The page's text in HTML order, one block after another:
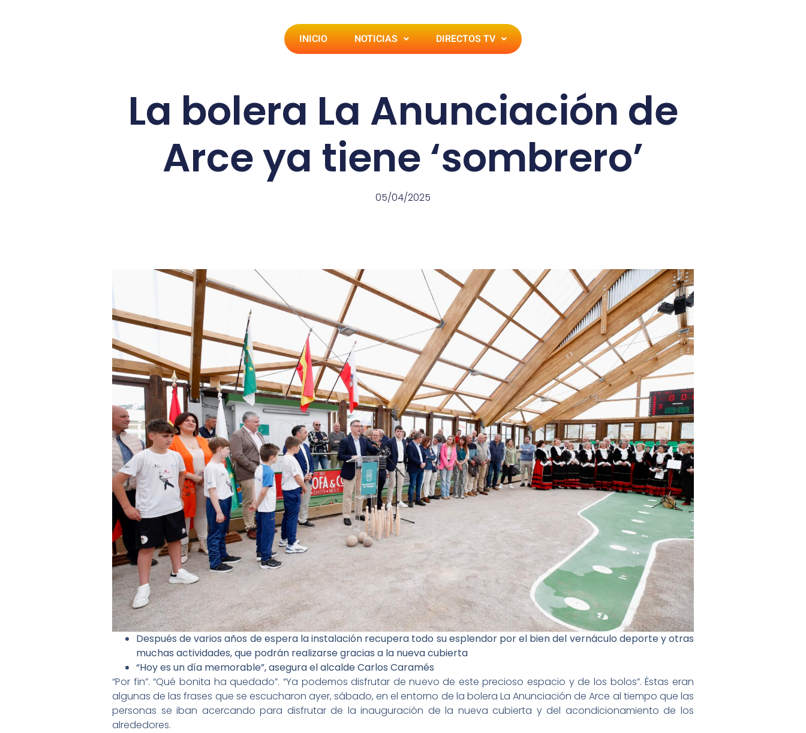
INICIO NOTICIAS DIRECTOS TV
La bolera La Anunciación de
Arce ya tiene ‘sombrero’
05/04/2025
Después de varios años de espera la instalación recupera todo su esplendor por el bien del vernáculo deporte y otras
muchas actividades, que podrán realizarse gracias a la nueva cubierta
“Hoy es un día memorable”, asegura el alcalde Carlos Caramés
“Por fin”. “Qué bonita ha quedado”. “Ya podemos disfrutar de nuevo de este precioso espacio y de los bolos”. Éstas eran
algunas de las frases que se escucharon ayer, sábado, en el entorno de la bolera La Anunciación de Arce al tiempo que las
personas se iban acercando para disfrutar de la inauguración de la nueva cubierta y del acondicionamiento de los
alrededores.